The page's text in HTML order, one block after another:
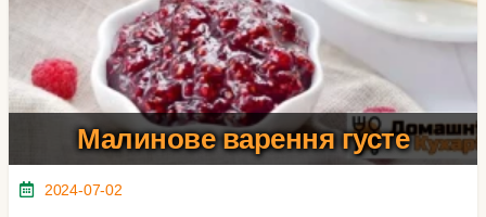
Малинове варення густе
2024-07-02